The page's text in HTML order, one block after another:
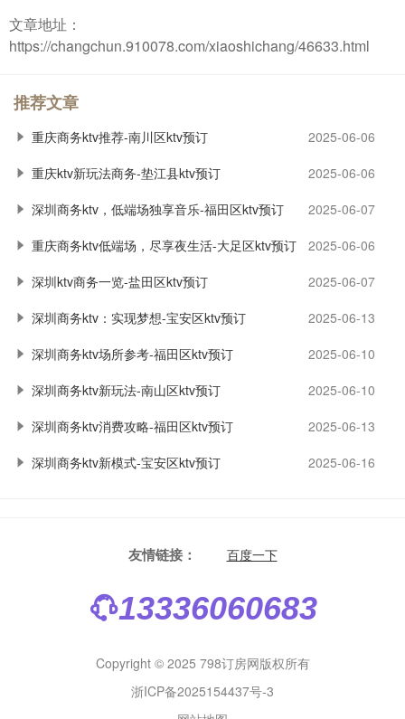
文章地址：
https://changchun.910078.com/xiaoshichang/46633.html
推荐文章
重庆商务ktv推荐-南川区ktv预订
2025-06-06
重庆ktv新玩法商务-垫江县ktv预订
2025-06-06
深圳商务ktv，低端场独享音乐-福田区ktv预订
2025-06-07
重庆商务ktv低端场，尽享夜生活-大足区ktv预订
2025-06-06
深圳ktv商务一览-盐田区ktv预订
2025-06-07
深圳商务ktv：实现梦想-宝安区ktv预订
2025-06-13
深圳商务ktv场所参考-福田区ktv预订
2025-06-10
深圳商务ktv新玩法-南山区ktv预订
2025-06-10
深圳商务ktv消费攻略-福田区ktv预订
2025-06-13
深圳商务ktv新模式-宝安区ktv预订
2025-06-16
友情链接： 百度一下
13336060683
Copyright © 2025 798订房网版权所有
浙ICP备2025154437号-3